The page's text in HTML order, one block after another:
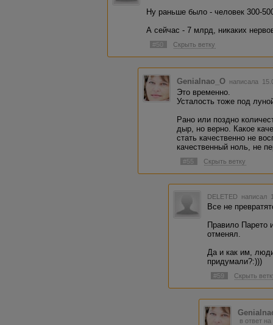
Ну раньше было - человек 300-
А сейчас - 7 млрд, никаких
#50 Скрыть ветку
Genialnao_O написала
Это временно.
Усталость тоже под
Рано или поздно
дыр, но верно. Какое
стать качественно не
качественный ноль, не
#55 Скрыть ветку
DELETED написал
Все не
Правило Парето
отменял.
Да и как им,
придумали?:)))
#59 Скрыть
в ответ